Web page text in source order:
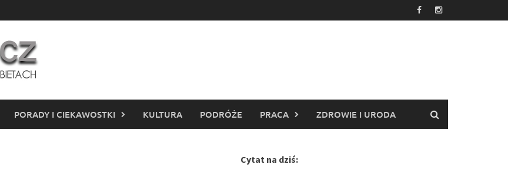
PORADY I CIEKAWOSTKI KULTURA PODRÓŻE PRACA ZDROWIE I URODA
Cytat na dziś: